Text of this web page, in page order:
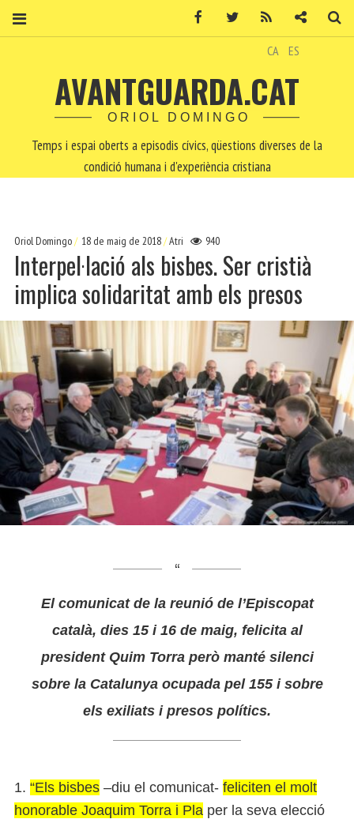
CA ES
AVANTGUARDA.CAT
ORIOL DOMINGO
Temps i espai oberts a episodis cívics, qüestions diverses de la
condició humana i d'experiència cristiana
Oriol Domingo 18 de maig de 2018 Atri 940
Interpel·lació als bisbes. Ser cristià
implica solidaritat amb els presos
El comunicat de la reunió de l’Episcopat
català, dies 15 i 16 de maig, felicita al
president Quim Torra però manté silenci
sobre la Catalunya ocupada pel 155 i sobre
els exiliats i presos polítics.
1. “Els bisbes –diu el comunicat- feliciten el molt
honorable Joaquim Torra i Pla per la seva elecció
Facebook Twitter Contacte